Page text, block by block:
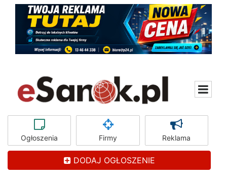
Ogłoszenia Firmy Reklama
DODAJ OGŁOSZENIE